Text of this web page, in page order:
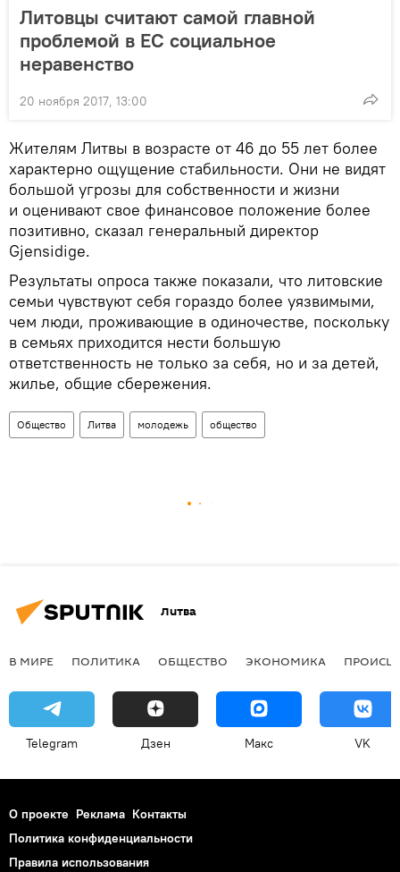
Литовцы считают самой главной
проблемой в ЕС социальное
неравенство
20 ноября 2017, 13:00
Жителям Литвы в возрасте от 46 до 55 лет более
характерно ощущение стабильности. Они не видят
большой угрозы для собственности и жизни
и оценивают свое финансовое положение более
позитивно, сказал генеральный директор
Gjensidige.
Результаты опроса также показали, что литовские
семьи чувствуют себя гораздо более уязвимыми,
чем люди, проживающие в одиночестве, поскольку
в семьях приходится нести большую
ответственность не только за себя, но и за детей,
жилье, общие сбережения.
Общество Литва молодежь общество
Литва
В МИРЕ ПОЛИТИКА ОБЩЕСТВО ЭКОНОМИКА
Telegram Дзен Макс VK
О проекте Реклама Контакты
Политика конфиденциальности
Правила использования